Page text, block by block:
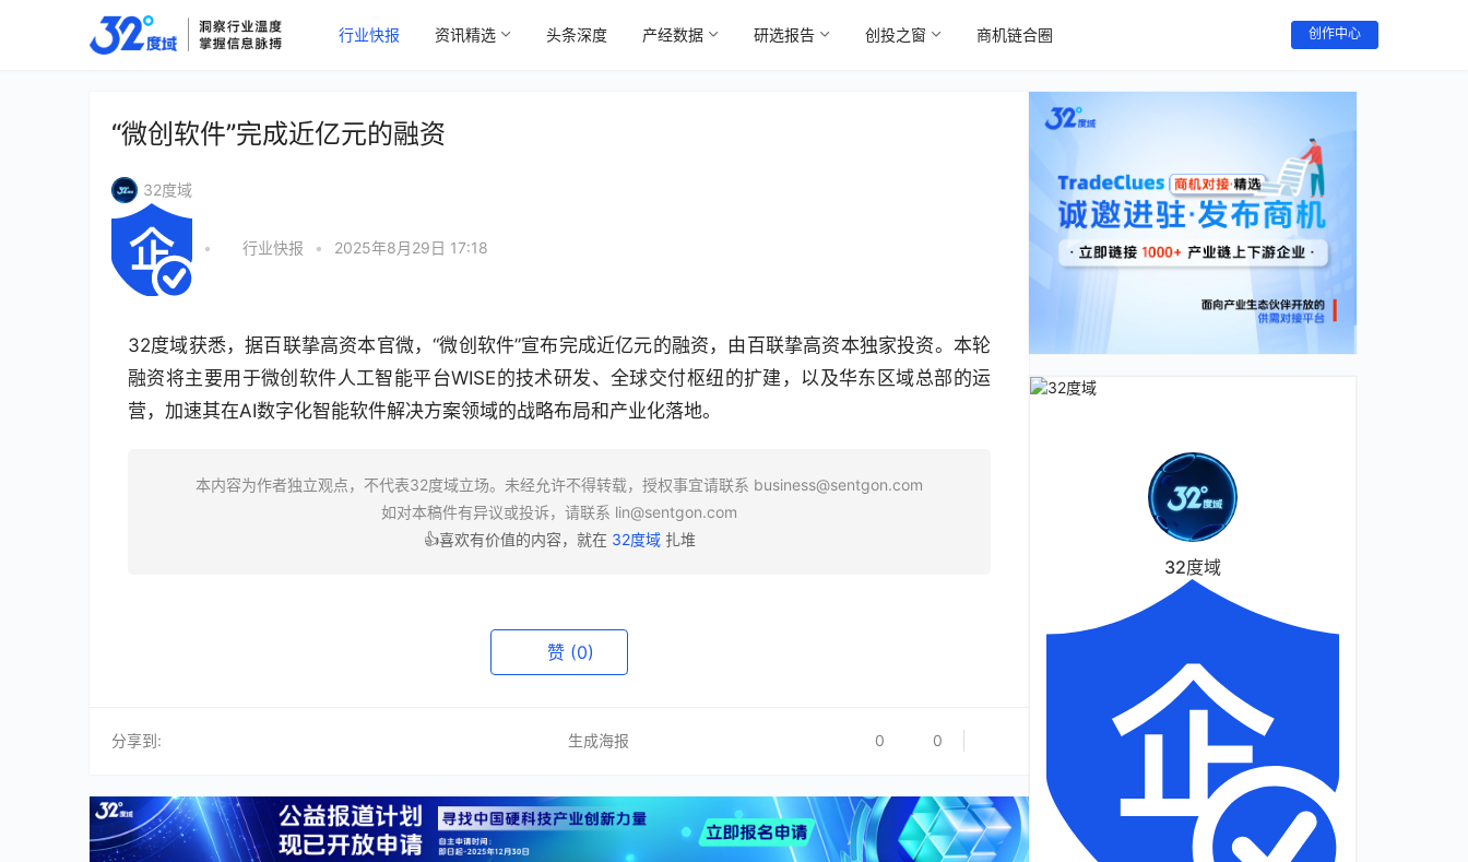
行业快报 资讯精选 头条深度 产经数据 研选报告 创投之窗 商机链合圈 创作中心
“微创软件”完成近亿元的融资
32度域
• 行业快报 • 2025年8月29日 17:18
32度域获悉，据百联挚高资本官微，“微创软件”宣布完成近亿元的融资，由百联挚高资本独家投资。本轮
融资将主要用于微创软件人工智能平台WISE的技术研发、全球交付枢纽的扩建，以及华东区域总部的运
营，加速其在AI数字化智能软件解决方案领域的战略布局和产业化落地。
本内容为作者独立观点，不代表32度域立场。未经允许不得转载，授权事宜请联系 business@sentgon.com
如对本稿件有异议或投诉，请联系 lin@sentgon.com
👍喜欢有价值的内容，就在 32度域扎堆
赞 (0)
分享到: 生成海报 0 0
32度域